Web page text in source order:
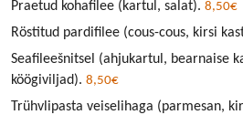
Praetud kohafilee (kartul, salat). 8,50€
Röstitud pardifilee (cous-cous, kirsi
Seafileešnitsel (ahjukartul, bearnaise
köögiviljad). 8,50€
Trühvlipasta veiselihaga (parmesan,